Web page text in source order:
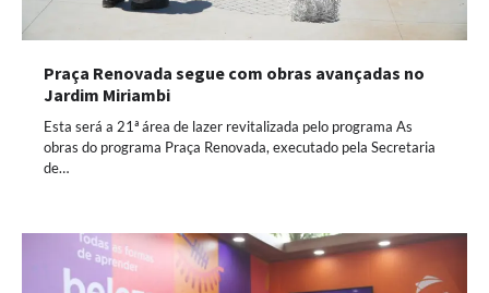
Praça Renovada segue com obras avançadas no
Jardim Miriambi
Esta será a 21ª área de lazer revitalizada pelo programa As
obras do programa Praça Renovada, executado pela Secretaria
de…